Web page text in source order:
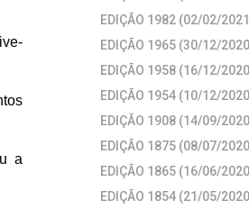
a
EDIÇÃO 1982 (02/02/
EDIÇÃO 1965 (30/12/
EDIÇÃO 1958 (16/12/
EDIÇÃO 1954 (10/12/
EDIÇÃO 1908 (14/09/
EDIÇÃO 1875 (08/07/
EDIÇÃO 1865 (16/06/
EDIÇÃO 1854 (21/05/